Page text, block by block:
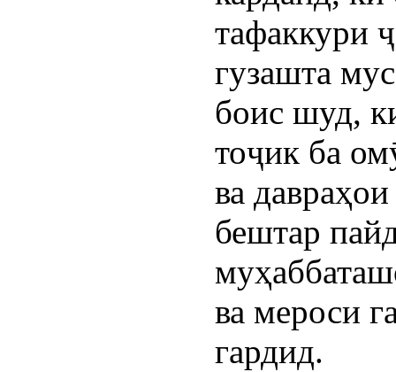
тафаккури
гузашта
боис шуд,
тоҷик ба
ва
бештар
ва мероси
гардид.